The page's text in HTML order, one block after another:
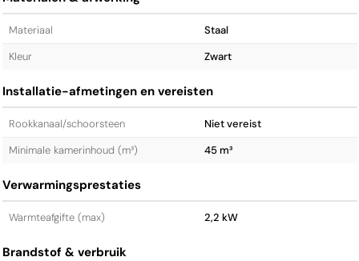
Materiaal
Staal
Kleur
Zwart
Installatie-afmetingen en vereisten
Rookkanaal/schoorsteen
Niet vereist
Minimale kamerinhoud (m³)
45 m³
Verwarmingsprestaties
Warmteafgifte (max) 2,2 kW
Brandstof & verbruik